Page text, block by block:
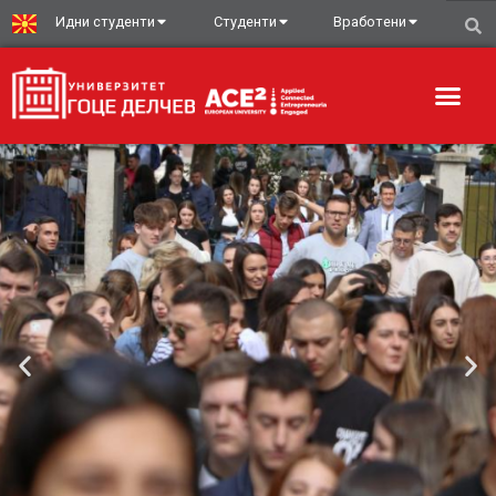
Идни студенти Студенти Вработени